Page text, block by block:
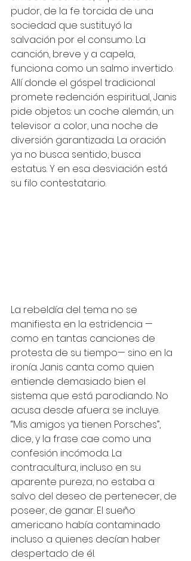
pudor, de la fe torcida de una
sociedad que sustituyó la
salvación por el consumo. La
canción, breve y a capela,
funciona como un salmo invertido.
Allí donde el góspel tradicional
promete redención espiritual, Janis
pide objetos: un coche alemán, un
televisor a color, una noche de
diversión garantizada. La oración
ya no busca sentido, busca
estatus. Y en esa desviación está
su filo contestatario.
La rebeldía del tema no se
manifiesta en la estridencia —
como en tantas canciones de
protesta de su tiempo— sino en la
ironía. Janis canta como quien
entiende demasiado bien el
sistema que está parodiando. No
acusa desde afuera: se incluye.
“Mis amigos ya tienen Porsches”,
dice, y la frase cae como una
confesión incómoda. La
contracultura, incluso en su
aparente pureza, no estaba a
salvo del deseo de pertenecer, de
poseer, de ganar. El sueño
americano había contaminado
incluso a quienes decían haber
despertado de él.